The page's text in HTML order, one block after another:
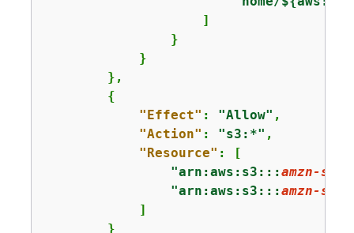
                    ]
                }
            }
        },
{
"Effect" : "Allow" ,
"Action" : "s3:*" ,
"Resource" : [
"arn:aws:s3:::amzn-s3-
"arn:aws:s3:::amzn-s3-
            ]
        }